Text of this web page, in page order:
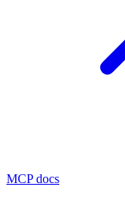
MCP docs